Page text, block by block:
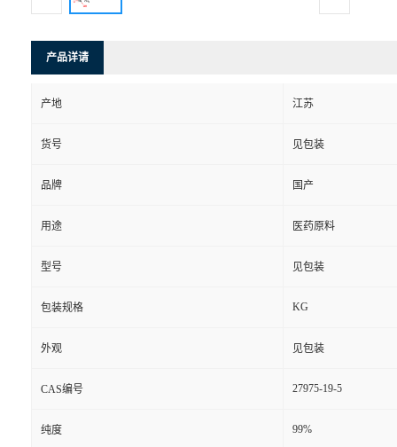
产品详请
产地 江苏
货号 见包装
品牌 国产
用途 医药原料
型号 见包装
包装规格 KG
外观 见包装
CAS编号 27975-19-5
纯度 99%